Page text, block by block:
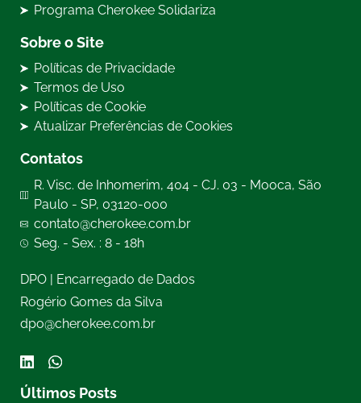
Programa Cherokee Solidariza
Sobre o Site
Políticas de Privacidade
Termos de Uso
Políticas de Cookie
Atualizar Preferências de Cookies
Contatos
R. Visc. de Inhomerim, 404 - CJ. 03 - Mooca, São
Paulo - SP, 03120-000
contato@cherokee.com.br
Seg. - Sex. : 8 - 18h
DPO | Encarregado de Dados
Rogério Gomes da Silva
dpo@cherokee.com.br
Últimos Posts